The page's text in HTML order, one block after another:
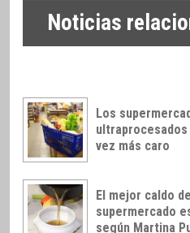
Noticias
Los
ultraprocesados
vez más caro
El mejor caldo
supermercado
según Martina